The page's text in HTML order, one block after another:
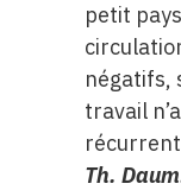
petit
négatifs,
travail
Th.